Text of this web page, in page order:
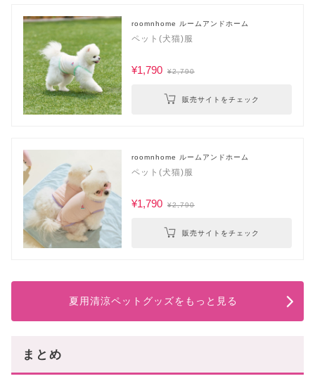
roomnhome ルームアンドホーム
ペット(犬猫)服
¥1,790 ¥2,790
販売サイトをチェック
roomnhome ルームアンドホーム
ペット(犬猫)服
¥1,790 ¥2,790
販売サイトをチェック
夏用清涼ペットグッズをもっと見る
まとめ